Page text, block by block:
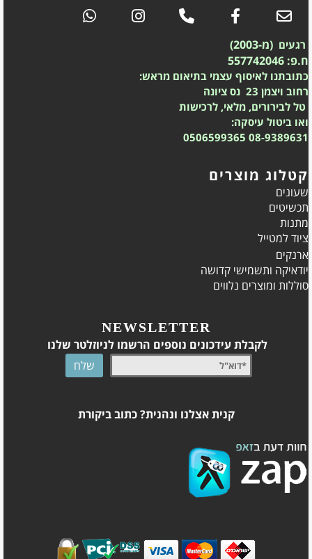
רגעים (מ-2003)
ח.פ: 557742046
כתובתנו לאיסוף עצמי בתיאום מראש:
רחוב ויצמן 23 נס ציונה
טל לבירורים, מלאי, לרכישות
ואו ביטול עיסקה:
08-9389631
0506599365
קטלוג מוצרים
שעונים
תכשיטים
מתנות
ציוד למטייל
ארנקים
יודאיקה ותשמישי קדושה
סוללות ומוצרים נלווים
NEWSLETTER
לקבלת עידכונים נוספים הרשמו לניוזלטר שלנו
קנית אצלנו ונהנית? כתוב ביקורת